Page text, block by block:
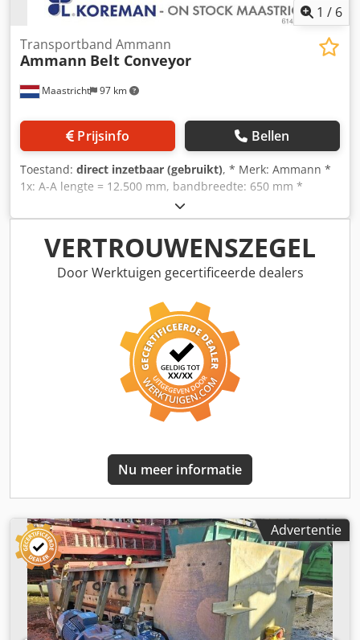
1 / 6
Maastricht 97 km
Transportband Ammann
Ammann Belt Conveyor
Prijsinfo Bellen
Toestand: direct inzetbaar (gebruikt), * Merk: Ammann *
1x: A-A lengte = 12.500 mm, bandbreedte: 650 mm *
Aandrijving: trommelmotor 5,5 kW. * 1x: A-A lengte =
43.000 mm, bandbreedte: 650 mm * Aandrijving:
tandwielkast 15 kW. Crjdpfxsywnags Abuef
VERTROUWENSZEGEL
Door Werktuigen gecertificeerde dealers
Nu meer informatie
Advertentie